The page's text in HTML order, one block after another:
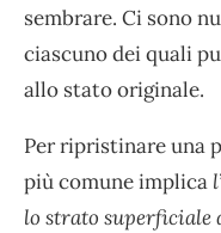
sembrare. Ci sono
ciascuno dei quali
allo stato originale.
Per ripristinare una
più comune implica
lo strato superficiale